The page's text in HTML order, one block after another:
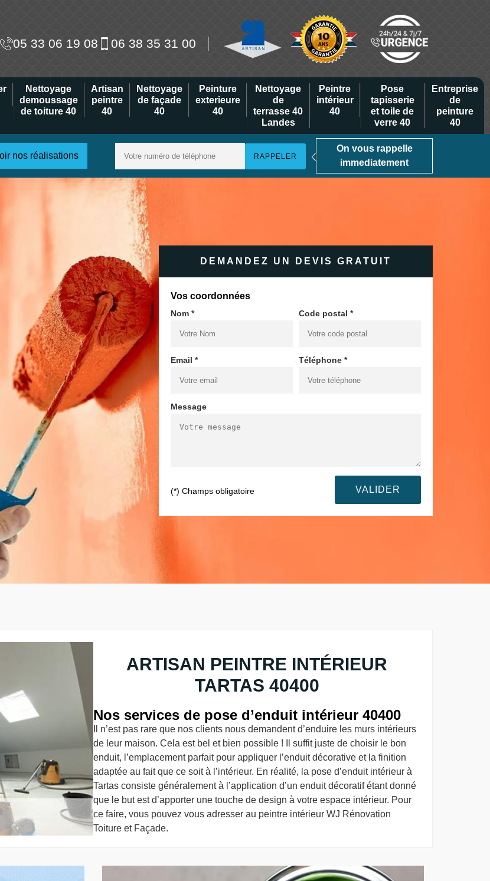
05 33 06 19 08 06 38 35 31 00
Nettoyage
demoussage
de toiture 40
Artisan
peintre
40
Nettoyage
de façade
40
Peinture
exterieure
40
Nettoyage
de
terrasse 40
Landes
Peintre
intérieur
40
Pose
tapisserie
et toile de
verre 40
Entreprise
de
peinture
40
nos réalisations
On vous rappelle
immediatement
DEMANDEZ UN DEVIS GRATUIT
Vos coordonnées
Nom * Code postal *
Email * Téléphone *
Message
(*) Champs obligatoire
ARTISAN PEINTRE INTÉRIEUR
TARTAS 40400
Nos services de pose d’enduit intérieur 40400
Il n’est pas rare que nos clients nous demandent d’enduire les murs intérieurs
de leur maison. Cela est bel et bien possible ! Il suffit juste de choisir le bon
enduit, l’emplacement parfait pour appliquer l’enduit décorative et la finition
adaptée au fait que ce soit à l’intérieur. En réalité, la pose d’enduit intérieur à
Tartas consiste généralement à l’application d’un enduit décoratif étant donné
que le but est d’apporter une touche de design à votre espace intérieur. Pour
ce faire, vous pouvez vous adresser au peintre intérieur WJ Rénovation
Toiture et Façade.